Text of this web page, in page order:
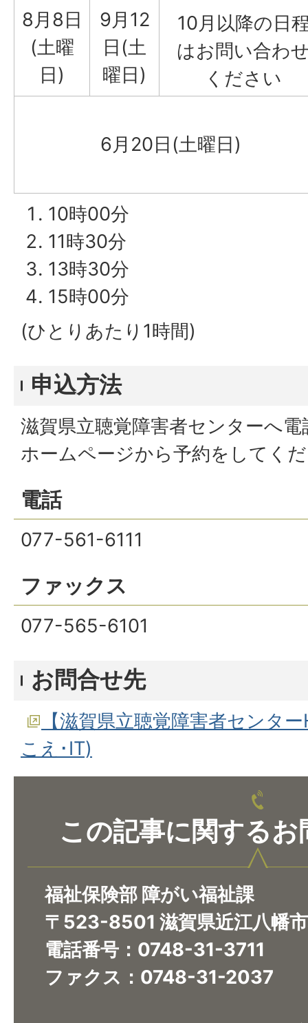
8月8日
(土曜
日)
9月12
日(土
曜日)
10月以降の日
はお問い合わ
ください
6月20日(土曜日)
10時00分
11時30分
13時30分
15時00分
(ひとりあたり1時間)
申込方法
滋賀県立聴覚障害者センターへ
ホームページから予約をしてく
電話
077-561-6111
ファックス
077-565-6101
お問合せ先
【滋賀県立聴覚障害者センタ
こえ･IT)
この記事に関するお
福祉保険部 障がい福祉課
〒523-8501 滋賀県近江八幡
電話番号：0748-31-3711
ファクス：0748-31-2037